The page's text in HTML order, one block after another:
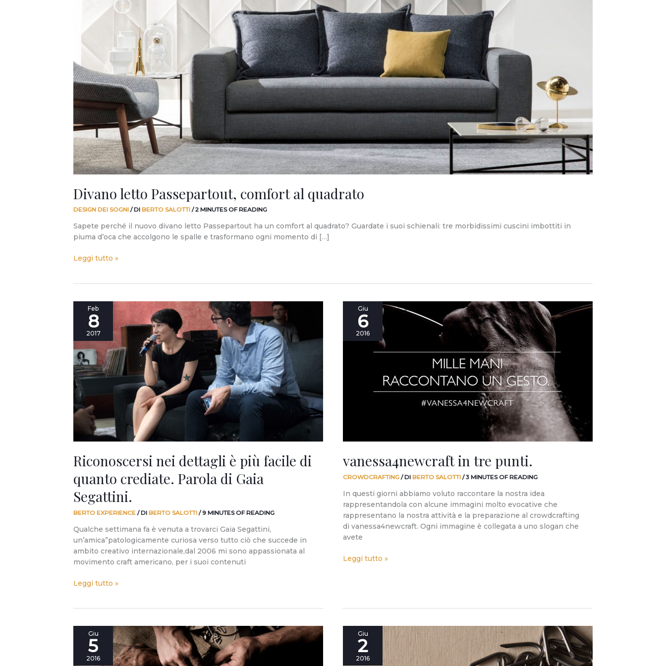
Divano letto Passepartout, comfort al quadrato
DESIGN DEI SOGNI / DI BERTO SALOTTI /2 MINUTES OF READING
Sapete perché il nuovo divano letto Passepartout ha un comfort al quadrato? Guardate i suoi schienali: tre morbidissimi cuscini imbottiti in
piuma d’oca che accolgono le spalle e trasformano ogni momento di […]
Leggi tutto »
Feb
8
2017
Riconoscersi nei dettagli è più facile di
quanto crediate. Parola di Gaia
Segattini.
BERTO EXPERIENCE / DI BERTO SALOTTI /9 MINUTES OF READING
Qualche settimana fa è venuta a trovarci Gaia Segattini,
un’amica”patologicamente curiosa verso tutto ciò che succede in
ambito creativo internazionale,dal 2006 mi sono appassionata al
movimento craft americano, per i suoi contenuti
Riconoscersi
dettagli
più
facile
di
quanto
crediate.
Parola
di
Gaia
Segattini.
Leggi tutto »
Giu
6
2016
vanessa4newcraft in tre punti.
CROWDCRAFTING / DI BERTO SALOTTI /3 MINUTES OF READING
In questi giorni abbiamo voluto raccontare la nostra idea
rappresentandola con alcune immagini molto evocative che
rappresentano la nostra attività e la preparazione al crowdcrafting
di vanessa4newcraft. Ogni immagine è collegata a uno slogan che
avete
vanessa4newcraft
Leggi tutto »
Giu
5
2016
vanessa4newcraft:
online
il
Giu
2
2016
bottoni
vanessa4newcraft: